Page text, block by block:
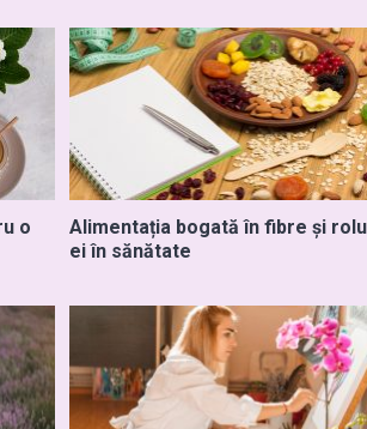
o
Alimentația bogată în fibre și
ei în sănătate